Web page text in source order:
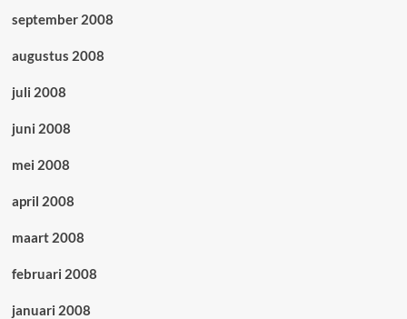
september 2008
augustus 2008
juli 2008
juni 2008
mei 2008
april 2008
maart 2008
februari 2008
januari 2008